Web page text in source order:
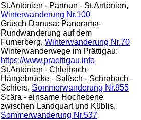
St.Antönien - Partnun - St.Antönien,
Winterwanderung Nr.100
Grüsch-Danusa: Panorama-
Rundwanderung auf dem
Furnerberg, Winterwanderung Nr.70
Winterwanderwege im Prättigau:
https://www.praettigau.info
St.Antönien - Chleibach-
Hängebrücke - Salfsch - Schrabach -
Schiers, Sommerwanderung Nr.955
Scära - einsame Hochebene
zwischen Landquart und Küblis,
Sommerwanderung Nr.537